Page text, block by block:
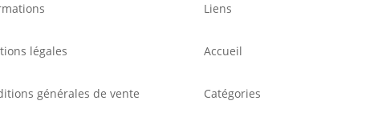
légales
générales de vente
Liens
Accueil
Catégories